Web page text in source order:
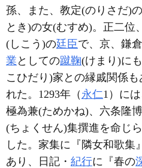
孫、また、教定(のりさだ)
とき)の女(むすめ)。正二位、
(しこう)の廷臣で、京、鎌
業 としての蹴鞠(けまり)に
こひだり)家との縁戚関係
れた。1293年（ 永仁1）に
極為兼(ためかね)、六条隆
(ちょくせん)集撰進を命じ
した。家集に『隣女和歌集
あり、日記・ 紀行に『春の